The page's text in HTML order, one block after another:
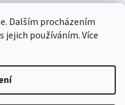
Dalším procházením
používáním. Více